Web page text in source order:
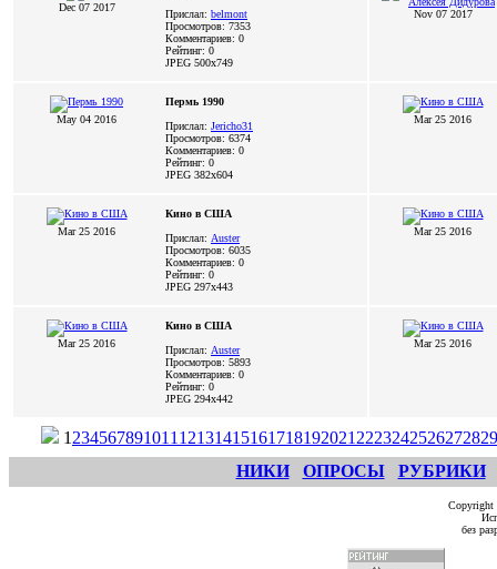
Dec 07 2017
Прислал: belmont
Просмотров: 7353
Комментариев: 0
Рейтинг: 0
JPEG 500x749
Nov 07 2017
May 04 2016
Пермь 1990
Прислал: Jericho31
Просмотров: 6374
Комментариев: 0
Рейтинг: 0
JPEG 382x604
Mar 25 2016
Mar 25 2016
Кино в США
Прислал: Auster
Просмотров: 6035
Комментариев: 0
Рейтинг: 0
JPEG 297x443
Mar 25 2016
Mar 25 2016
Кино в США
Прислал: Auster
Просмотров: 5893
Комментариев: 0
Рейтинг: 0
JPEG 294x442
Mar 25 2016
1 234567891011 12131415161718192021 2223242526272829
НИКИ
ОПРОСЫ РУБРИКИ
без